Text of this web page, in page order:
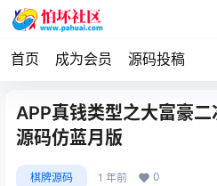
首页 成为会员 源码投稿
APP真钱类型之大富豪
源码仿蓝月版
棋牌源码 1 年前 0